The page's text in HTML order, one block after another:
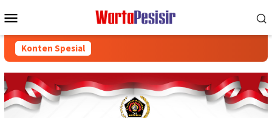
ke
Mobile
Konten Spesial